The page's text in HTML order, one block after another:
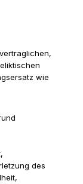
wie
des